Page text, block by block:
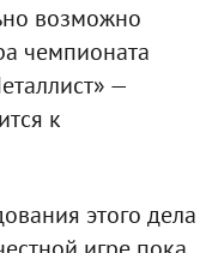
возможно
чемпионата
—
к
этого дела